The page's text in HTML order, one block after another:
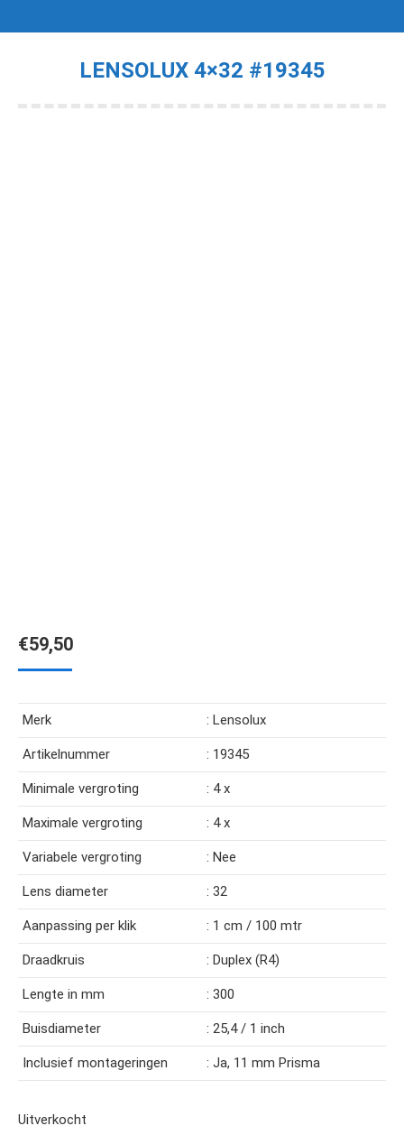
LENSOLUX 4×32 #19345
€59,50
Merk : Lensolux
Artikelnummer : 19345
Minimale vergroting : 4 x
Maximale vergroting : 4 x
Variabele vergroting : Nee
Lens diameter : 32
Aanpassing per klik : 1 cm / 100 mtr
Draadkruis : Duplex (R4)
Lengte in mm : 300
Buisdiameter : 25,4 / 1 inch
Inclusief montageringen : Ja, 11 mm Prisma
Uitverkocht